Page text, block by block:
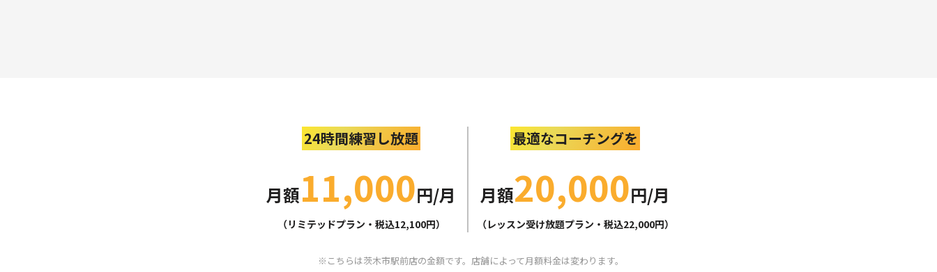
24時間練習し放題
月額11,000円/月
（リミテッドプラン・税込12,100円）
最適なコーチングを
月額20,000円/月
（レッスン受け放題プラン・税込22,000円）
こちらは茨木市駅前店の金額です。店舗によって月額料金は変わります。